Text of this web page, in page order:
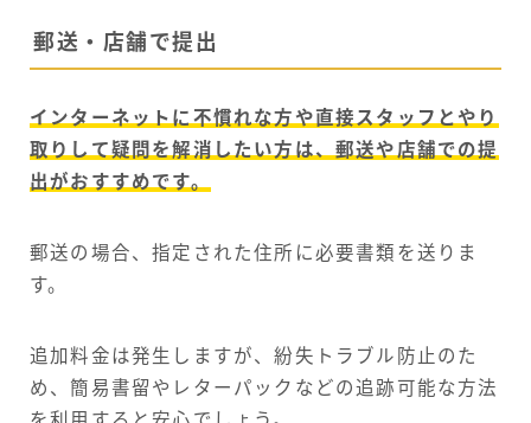
郵送・店舗で提出
インターネットに不慣れな方や直接スタッフとやり
取りして疑問を解消したい方は、郵送や店舗での提
出がおすすめです。
郵送の場合、指定された住所に必要書類を送りま
す。
追加料金は発生しますが、紛失トラブル防止のた
め、簡易書留やレターパックなどの追跡可能な方法